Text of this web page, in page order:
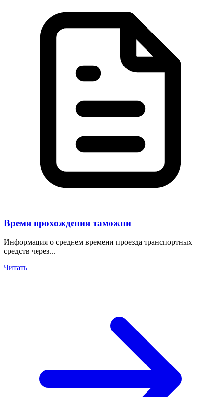
Время прохождения таможни
Информация о среднем времени проезда транспортных
средств через...
Читать